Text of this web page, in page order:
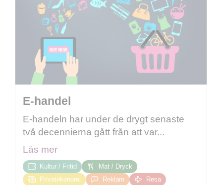
E-handel
E-handeln har under de drygt senaste
två decennierna gått från att var...
Läs mer
Kultur / Fritid
Mat / Dryck
Privatekonomi
Reklam
Resa